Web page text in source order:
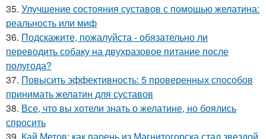
35. Улучшение состояния суставов с помощью желатина:
реальность или миф
36. Подскажите, пожалуйста - обязательно ли
переводить собаку на двухразовое питание после
полугода?
37. Повысить эффективность: 5 проверенных способов
принимать желатин для суставов
38. Все, что вы хотели знать о желатине, но боялись
спросить